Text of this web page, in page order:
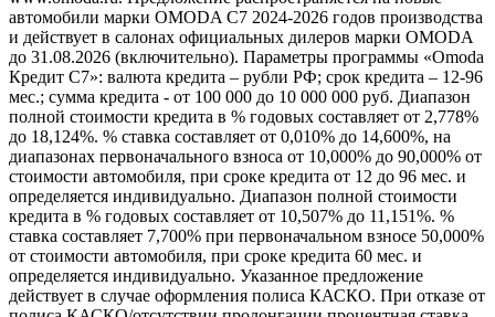
автомобили марки OMODA C7 2024-2026 годов производства
и действует в салонах официальных дилеров марки OMODA
до 31.08.2026 (включительно). Параметры программы «Omoda
Кредит C7»: валюта кредита – рубли РФ; срок кредита – 12-96
мес.; сумма кредита - от 100 000 до 10 000 000 руб. Диапазон
полной стоимости кредита в % годовых составляет от 2,778%
до 18,124%. % ставка составляет от 0,010% до 14,600%, на
диапазонах первоначального взноса от 10,000% до 90,000% от
стоимости автомобиля, при сроке кредита от 12 до 96 мес. и
определяется индивидуально. Диапазон полной стоимости
кредита в % годовых составляет от 10,507% до 11,151%. %
ставка составляет 7,700% при первоначальном взносе 50,000%
от стоимости автомобиля, при сроке кредита 60 мес. и
определяется индивидуально. Указанное предложение
действует в случае оформления полиса КАСКО. При отказе от